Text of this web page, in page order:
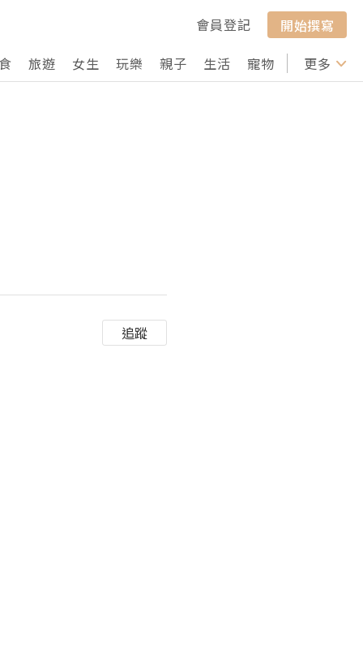
會員登記
開始撰寫
旅遊 女生 玩樂 親子 生活 寵物 行山 打卡
更多
追蹤